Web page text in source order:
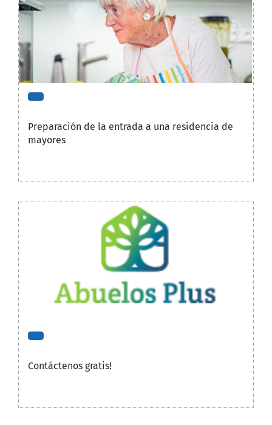
Preparación de la entrada a una residencia de
mayores
Contáctenos gratis!